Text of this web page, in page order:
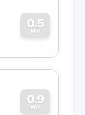
0.5
MW
0
0.9
MW